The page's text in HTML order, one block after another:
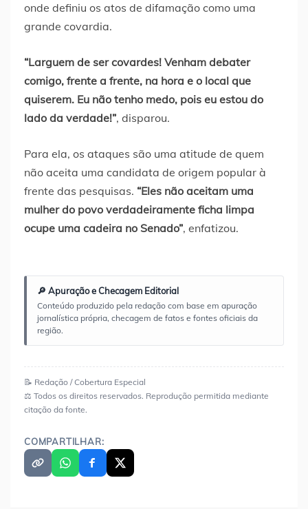
onde definiu os atos de difamação como uma
grande covardia.
“Larguem de ser covardes! Venham debater
comigo, frente a frente, na hora e o local que
quiserem. Eu não tenho medo, pois eu estou do
lado da verdade!”, disparou.
Para ela, os ataques são uma atitude de quem
não aceita uma candidata de origem popular à
frente das pesquisas. “Eles não aceitam uma
mulher do povo verdadeiramente ficha limpa
ocupe uma cadeira no Senado”, enfatizou.
🔎 Apuração e Checagem Editorial
Conteúdo produzido pela redação com base em apuração
jornalística própria, checagem de fatos e fontes oficiais da
região.
📝 Redação / Cobertura Especial
⚖️ Todos os direitos reservados. Reprodução permitida mediante
citação da fonte.
COMPARTILHAR: